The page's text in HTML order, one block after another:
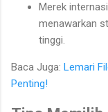
Merek
menawarkan
tinggi.
Baca Juga: Lemari
Penting!